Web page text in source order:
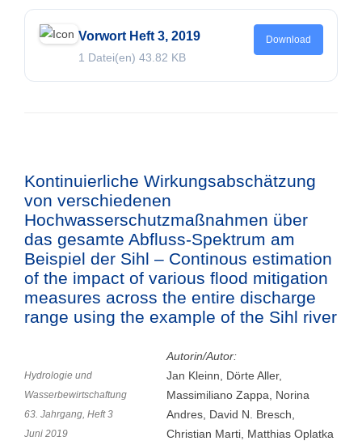
Vorwort Heft 3, 2019
1 Datei(en) 43.82 KB
Download
Kontinuierliche Wirkungsabschätzung
von verschiedenen
Hochwasserschutzmaßnahmen über
das gesamte Abfluss-Spektrum am
Beispiel der Sihl – Continous estimation
of the impact of various flood mitigation
measures across the entire discharge
range using the example of the Sihl river
Hydrologie und
Wasserbewirtschaftung
63. Jahrgang, Heft 3
Juni 2019
Autorin/Autor:
Jan Kleinn, Dörte Aller,
Massimiliano Zappa, Norina
Andres, David N. Bresch,
Christian Marti, Matthias Oplatka